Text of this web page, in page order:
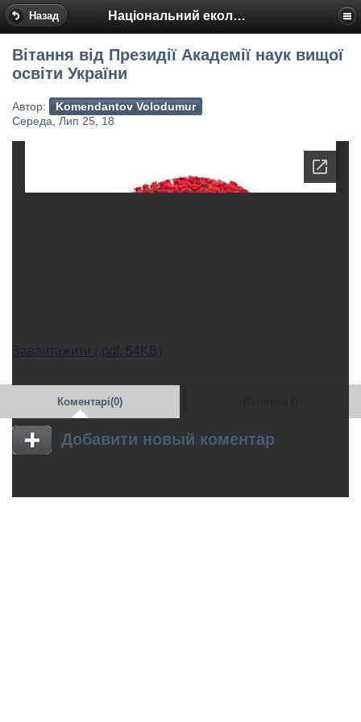
Назад Національний еколого-натуралістичний центр
Вітання від Президії Академії наук вищої
освіти України
Автор:
Komendantov Volodumur
Середа, Лип 25, 18
Коментарі(0)
Добавити новый коментар